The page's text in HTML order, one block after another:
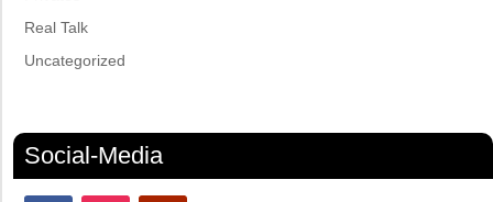
Real Talk
Uncategorized
Social-Media